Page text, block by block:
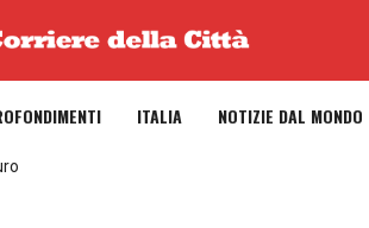
ITALIA NOTIZIE DAL MONDO